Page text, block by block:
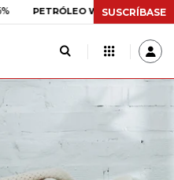
PETRÓLEO WTI US$ 78,01 US$
SUSCRÍBASE